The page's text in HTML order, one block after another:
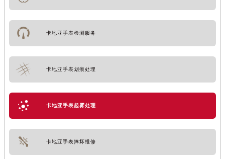
卡地亚手表检测服务
卡地亚手表划痕处理
卡地亚手表起雾处理
卡地亚手表摔坏维修